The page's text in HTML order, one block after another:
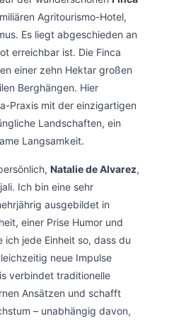
Agritourismo-Hotel,
Es liegt abgeschieden an
erreichbar ist. Die Finca
einer zehn Hektar großen
Berghängen. Hier
Praxis mit der einzigartigen
Landschaften, ein
Langsamkeit.
Natalie de Alvarez,
Ich bin eine sehr
ausgebildet in
einer Prise Humor und
jede Einheit so, dass du
neue Impulse
verbindet traditionelle
Ansätzen und schafft
– unabhängig davon,